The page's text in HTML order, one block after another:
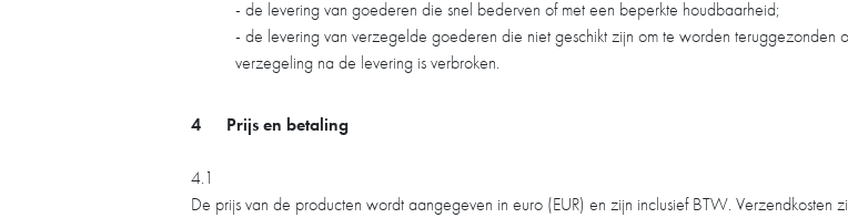
- de levering van goederen die snel bederven of met een beperkte houdbaarheid;
- de levering van verzegelde goederen die niet geschikt zijn om te worden
verzegeling na de levering is verbroken.
4 Prijs en betaling
4.1
De prijs van de producten wordt aangegeven in euro (EUR) en zijn inclusief BTW.